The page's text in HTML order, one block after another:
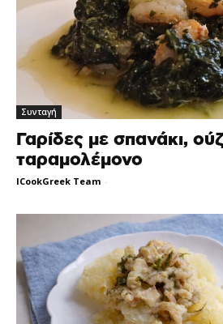
Συνταγή
Γαρίδες με σπανάκι,
ταραμολέμονο
ICookGreek Team -